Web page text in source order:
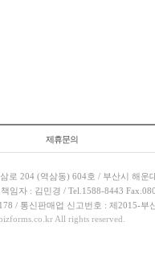
제휴문의
로 204 (역삼동) 604호 / 부산시 해운
임자 : 김민경 / Tel.1588-8443
/ 통신판매업 신고번호 : 제2015-부
All rights reserved.